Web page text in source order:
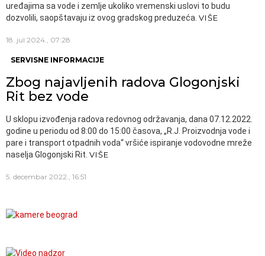
uređajima sa vode i zemlje ukoliko vremenski uslovi to budu
dozvolili, saopštavaju iz ovog gradskog preduzeća. VIŠE
18. jul 2024., 07:28
SERVISNE INFORMACIJE
Zbog najavljenih radova Glogonjski
Rit bez vode
U sklopu izvođenja radova redovnog održavanja, dana 07.12.2022.
godine u periodu od 8:00 do 15:00 časova, „R.J. Proizvodnja vode i
pare i transport otpadnih voda“ vršiće ispiranje vodovodne mreže
naselja Glogonjski Rit. VIŠE
5. decembar 2022., 16:51